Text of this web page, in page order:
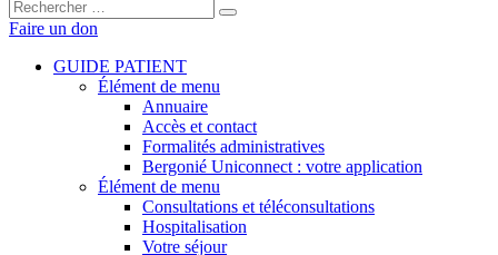
Rechercher :
Faire un don
GUIDE PATIENT
Élément de menu
Annuaire
Accès et contact
Formalités administratives
Bergonié Uniconnect : votre application
Élément de menu
Consultations et téléconsultations
Hospitalisation
Votre séjour